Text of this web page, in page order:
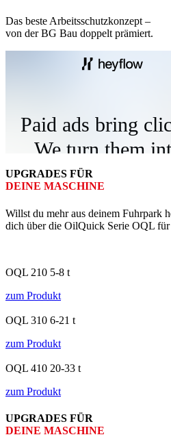
Das beste Arbeitsschutzkonzept –
von der BG Bau doppelt prämiert.
UPGRADES FÜR
DEINE MASCHINE
Willst du mehr aus deinem Fuhrpark
dich über die OilQuick Serie OQL für
OQL 210 5-8 t
zum Produkt
OQL 310 6-21 t
zum Produkt
OQL 410 20-33 t
zum Produkt
UPGRADES FÜR
DEINE MASCHINE